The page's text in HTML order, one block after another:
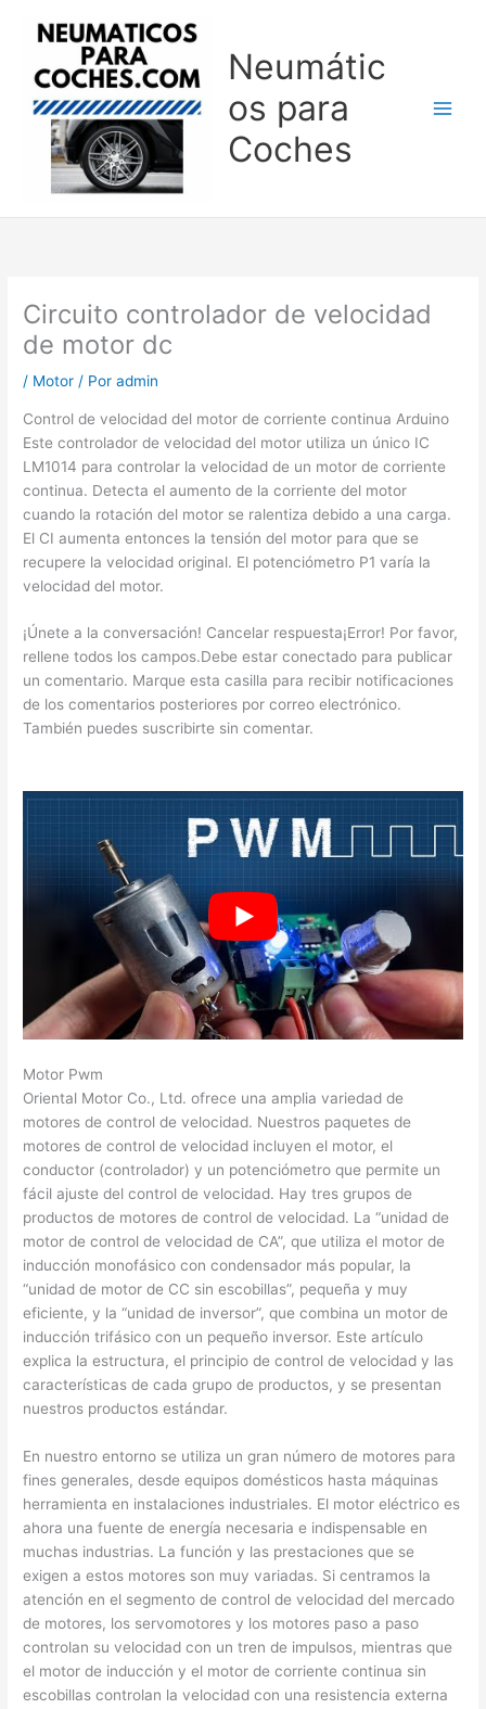
Neumátic
os para
Coches
Circuito controlador de velocidad
de motor dc
/ Motor / Poradmin
Control de velocidad del motor de corriente continua Arduino
Este controlador de velocidad del motor utiliza un único IC
LM1014 para controlar la velocidad de un motor de corriente
continua. Detecta el aumento de la corriente del motor
cuando la rotación del motor se ralentiza debido a una carga.
El CI aumenta entonces la tensión del motor para que se
recupere la velocidad original. El potenciómetro P1 varía la
velocidad del motor.
¡Únete a la conversación! Cancelar respuesta¡Error! Por favor,
rellene todos los campos.Debe estar conectado para publicar
un comentario. Marque esta casilla para recibir notificaciones
de los comentarios posteriores por correo electrónico.
También puedes suscribirte sin comentar.
Motor Pwm
Oriental Motor Co., Ltd. ofrece una amplia variedad de
motores de control de velocidad. Nuestros paquetes de
motores de control de velocidad incluyen el motor, el
conductor (controlador) y un potenciómetro que permite un
fácil ajuste del control de velocidad. Hay tres grupos de
productos de motores de control de velocidad. La “unidad de
motor de control de velocidad de CA”, que utiliza el motor de
inducción monofásico con condensador más popular, la
“unidad de motor de CC sin escobillas”, pequeña y muy
eficiente, y la “unidad de inversor”, que combina un motor de
inducción trifásico con un pequeño inversor. Este artículo
explica la estructura, el principio de control de velocidad y las
características de cada grupo de productos, y se presentan
nuestros productos estándar.
En nuestro entorno se utiliza un gran número de motores para
fines generales, desde equipos domésticos hasta máquinas
herramienta en instalaciones industriales. El motor eléctrico es
ahora una fuente de energía necesaria e indispensable en
muchas industrias. La función y las prestaciones que se
exigen a estos motores son muy variadas. Si centramos la
atención en el segmento de control de velocidad del mercado
de motores, los servomotores y los motores paso a paso
controlan su velocidad con un tren de impulsos, mientras que
el motor de inducción y el motor de corriente continua sin
escobillas controlan la velocidad con una resistencia externa